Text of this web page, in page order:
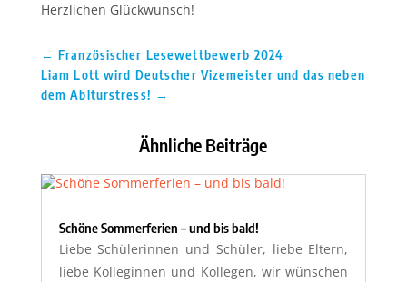
Herzlichen Glückwunsch!
←Französischer Lesewettbewerb 2024
Liam Lott wird Deutscher Vizemeister und das neben
dem Abiturstress! →
Ähnliche Beiträge
Schöne Sommerferien – und bis bald!
Liebe Schülerinnen und Schüler, liebe Eltern,
liebe Kolleginnen und Kollegen, wir wünschen